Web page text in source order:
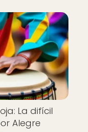
La difícil
Alegre